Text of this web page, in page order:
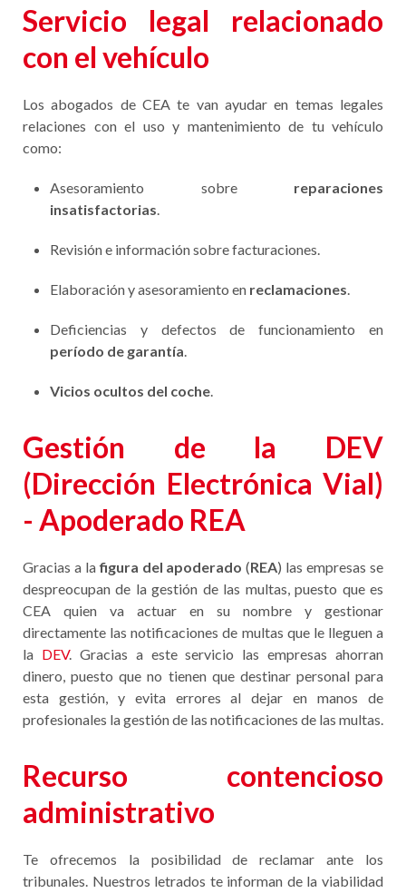
Servicio legal relacionado
con el vehículo
Los abogados de CEA te van ayudar en temas legales
relaciones con el uso y mantenimiento de tu vehículo
como:
Asesoramiento sobre reparaciones
insatisfactorias.
Revisión e información sobre facturaciones.
Elaboración y asesoramiento en reclamaciones.
Deficiencias y defectos de funcionamiento en
período de garantía.
Vicios ocultos del coche.
Gestión de la DEV
(Dirección Electrónica Vial)
- Apoderado REA
Gracias a lafigura del apoderado (REA) las empresas se
despreocupan de la gestión de las multas, puesto que es
CEA quien va actuar en su nombre y gestionar
directamente las notificaciones de multas que le lleguen a
la DEV. Gracias a este servicio las empresas ahorran
dinero, puesto que no tienen que destinar personal para
esta gestión, y evita errores al dejar en manos de
profesionales la gestión de las notificaciones de las multas.
Recurso contencioso
administrativo
Te ofrecemos la posibilidad de reclamar ante los
tribunales. Nuestros letrados te informan de la viabilidad